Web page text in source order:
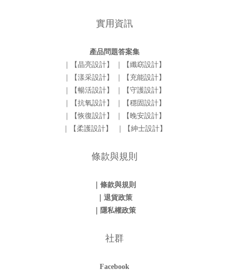
實用資訊
產品問題答案集
｜【晶亮設計】
｜【纖窈設計】
｜【漾采設計】
｜【充能設計】
｜【暢活設計】
｜【守護設計】
｜【抗氧設計】
｜【穩固設計】
｜【恢復設計】
｜【晚安設計】
｜【柔護設計】
｜【紳士設計】
條款與規則
｜條款與規則
｜退貨政策
｜隱私權政策
社群
Facebook